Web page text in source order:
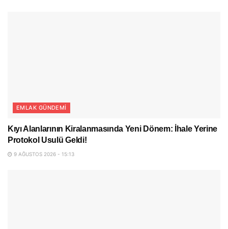
EMLAK GÜNDEMI
Kıyı Alanlarının Kiralanmasında Yeni Dönem: İhale Yerine
Protokol Usulü Geldi!
9 AĞUSTOS 2026 - 15:13